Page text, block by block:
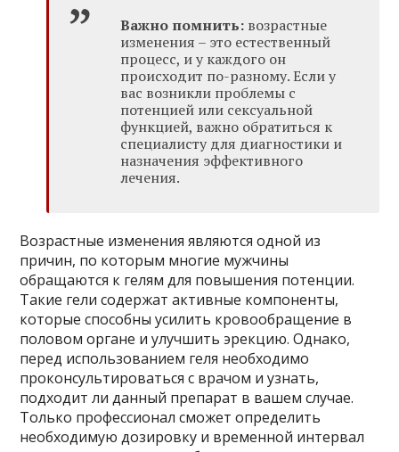
Важно помнить: возрастные
изменения – это естественный
процесс, и у каждого он
происходит по-разному. Если у
вас возникли проблемы с
потенцией или сексуальной
функцией, важно обратиться к
специалисту для диагностики и
назначения эффективного
лечения.
Возрастные изменения являются одной из
причин, по которым многие мужчины
обращаются к гелям для повышения потенции.
Такие гели содержат активные компоненты,
которые способны усилить кровообращение в
половом органе и улучшить эрекцию. Однако,
перед использованием геля необходимо
проконсультироваться с врачом и узнать,
подходит ли данный препарат в вашем случае.
Только профессионал сможет определить
необходимую дозировку и временной интервал